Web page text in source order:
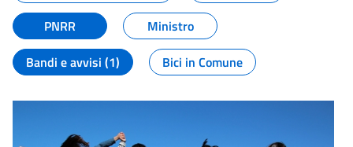
PNRR
Ministro
Bandi e avvisi (1)
Bici in Comune